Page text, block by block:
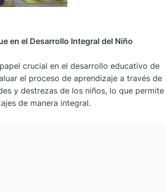
en el Desarrollo Integral del Niño
crucial en el desarrollo educativo de
el proceso de aprendizaje a través de
y destrezas de los niños, lo que permite
de manera integral.